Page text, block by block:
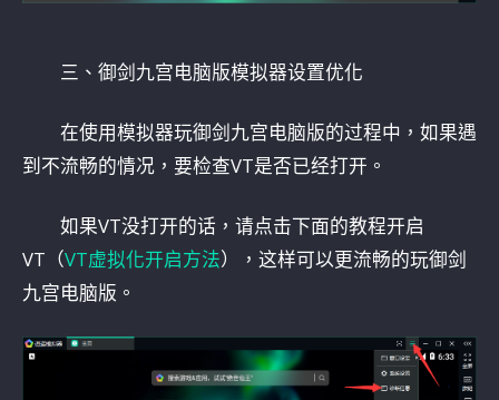
三、御剑九宫电脑版模拟器设置优化
在使用模拟器玩御剑九宫电脑版的过程中，如果遇
到不流畅的情况，要检查VT是否已经打开。
如果VT没打开的话，请点击下面的教程开启
VT（VT虚拟化开启方法），这样可以更流畅的玩御剑
九宫电脑版。